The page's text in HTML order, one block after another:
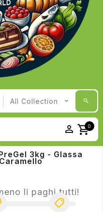
0
3kg - Glassa
li paghi tutti!